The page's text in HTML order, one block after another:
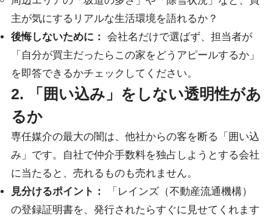
主が気にするリアルな生活環境を語れるか？
後悔しないために： 会社名だけで選ばず、担当者が
「自分が買主だったらこの家をどうアピールするか」
を即答できるかチェックしてください。
2. 「囲い込み」をしない透明性があ
るか
専任媒介の最大の闇は、他社からの客を断る「囲い込
み」です。自社で仲介手数料を独占しようとする会社
に当たると、売れるものも売れません。
見分けるポイント：
「レインズ（不動産流通機構）
の登録証明書を、発行されたらすぐに見せてくれます